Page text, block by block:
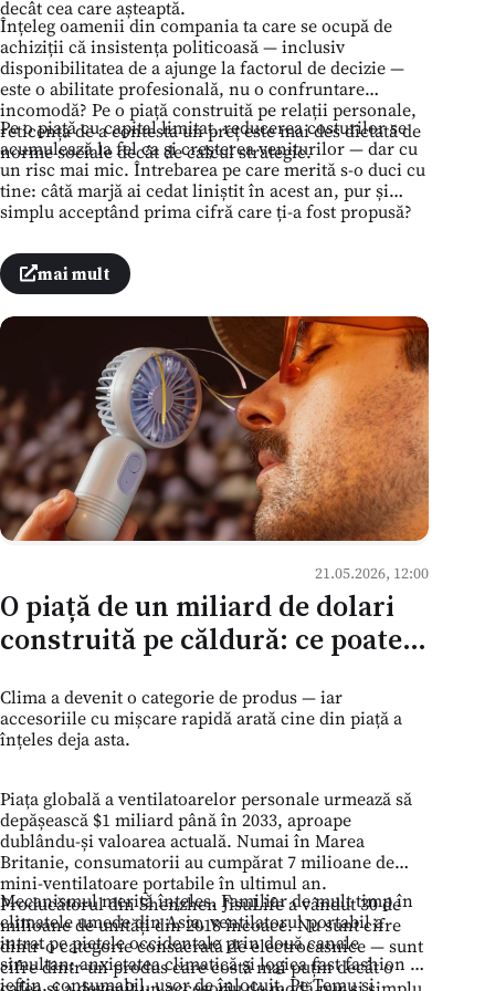
decât cea care așteaptă.
Înțeleg oamenii din compania ta care se ocupă de
achiziții că insistența politicoasă — inclusiv
disponibilitatea de a ajunge la factorul de decizie —
este o abilitate profesională, nu o confruntare
incomodă? Pe o piață construită pe relații personale,
reticența de a contesta un preț este mai des dictată de
norme sociale decât de calcul strategic.
Pe o piață cu capital limitat, reducerea costurilor se
acumulează la fel ca și creșterea veniturilor — dar cu
un risc mai mic. Întrebarea pe care merită s-o duci cu
tine: câtă marjă ai cedat liniștit în acest an, pur și
simplu acceptând prima cifră care ți-a fost propusă?
mai mult
21.05.2026, 12:00
O piață de un miliard de dolari
construită pe căldură: ce poate
Moldova din boom-ul
ventilatoarelor portabile
Clima a devenit o categorie de produs — iar
accesoriile cu mișcare rapidă arată cine din piață a
înțeles deja asta.
Piața globală a ventilatoarelor personale urmează să
depășească $1 miliard până în 2033, aproape
dublându-și valoarea actuală. Numai în Marea
Britanie, consumatorii au cumpărat 7 milioane de
mini-ventilatoare portabile în ultimul an.
Producătorul din Shenzhen JisuLife a vândut 30 de
milioane de unități din 2018 încoace. Nu sunt cifre
dintr-o categorie consacrată de electrocasnice — sunt
cifre dintr-un produs care costă mai puțin decât o
Mecanismul merită înțeles. Familiar de mult timp în
climatele umede din Asia, ventilatorul portabil a
intrat pe piețele occidentale prin două canale
simultan: anxietatea climatică și logica fast fashion —
ieftin, consumabil, ușor de înlocuit. Pe Temu și